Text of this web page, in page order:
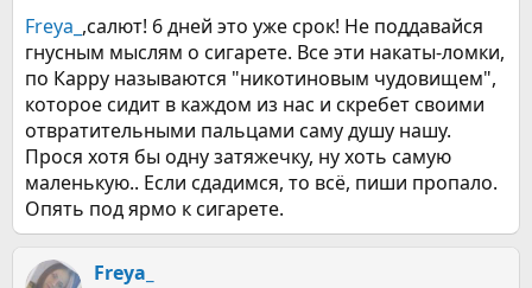
Freya_ ,салют! 6 дней это уже срок! Не поддавайся
гнусным мыслям о сигарете. Все эти накаты-ломки,
по Карру называются "никотиновым чудовищем",
которое сидит в каждом из нас и скребет своими
отвратительными пальцами саму душу нашу.
Прося хотя бы одну затяжечку, ну хоть самую
маленькую.. Если сдадимся, то всё, пиши пропало.
Опять под ярмо к сигарете.
Freya_